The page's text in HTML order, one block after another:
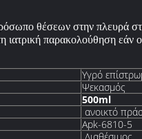
θέσεων στην πλευρά
παρακολούθηση εάν
Υγρό
Ψεκασμός
500ml
ανοικτό
Apk-6810-5